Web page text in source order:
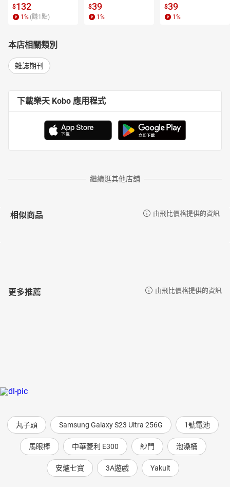
l.6【有聲書】
$132
1 % (賺1 點)
書】
$39
1 %
【電子書】
$39
1 %
本店相關類別
雜誌期刊
下載樂天 Kobo 應用程式
繼續逛其他店舖
相似商品 由飛比價格提供的資訊
更多推薦 由飛比價格提供的資訊
丸子頭 Samsung Galaxy S23 Ultra 256G 1號電池
馬眼棒 中華菱利 E300 紗門 泡澡桶
安爐七寶 3A遊戲 Yakult